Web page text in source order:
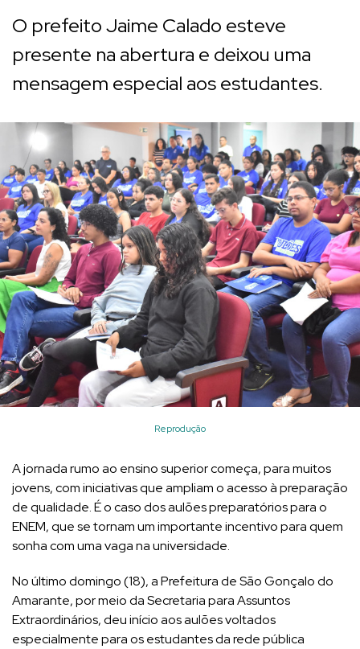
O prefeito Jaime Calado esteve
presente na abertura e deixou uma
mensagem especial aos estudantes.
Reprodução
A jornada rumo ao ensino superior começa, para muitos
jovens, com iniciativas que ampliam o acesso à preparação
de qualidade. É o caso dos aulões preparatórios para o
ENEM, que se tornam um importante incentivo para quem
sonha com uma vaga na universidade.
No último domingo (18), a Prefeitura de São Gonçalo do
Amarante, por meio da Secretaria para Assuntos
Extraordinários, deu início aos aulões voltados
especialmente para os estudantes da rede pública